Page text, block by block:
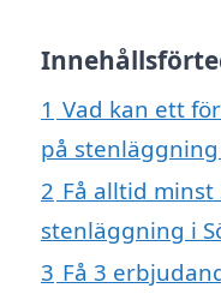
1 Vad kan ett
på
2 Få alltid
stenläggning i
3 Få 3